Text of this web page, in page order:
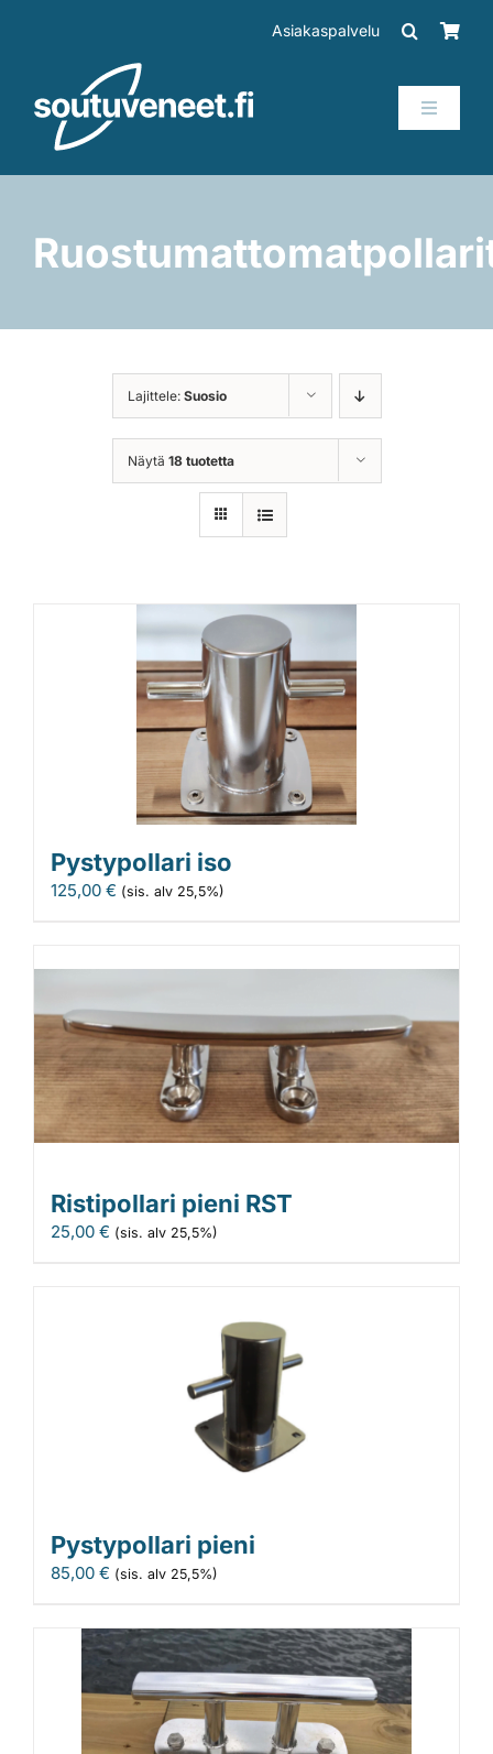
Asiakaspalvelu
Toggle
Perämoottorit
Asiakaskokemuksia
Lajittele: Suosio
Näytä 18 tuotetta
Pystypollari iso
125,00 € (sis. alv 25,5%)
Ristipollari pieni RST
25,00 € (sis. alv 25,5%)
Pystypollari pieni
85,00 € (sis. alv 25,5%)